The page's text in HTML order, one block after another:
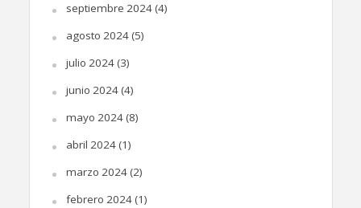
septiembre 2024(4)
agosto 2024(5)
julio 2024(3)
junio 2024(4)
mayo 2024(8)
abril 2024(1)
marzo 2024(2)
febrero 2024(1)